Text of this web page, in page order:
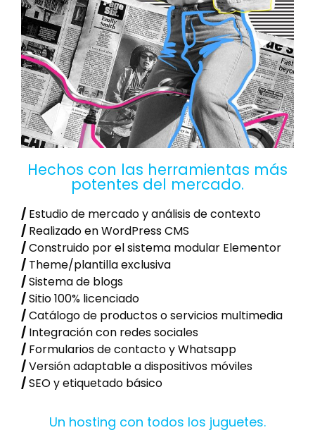
Hechos con las herramientas más
potentes del mercado.
/ Estudio de mercado y análisis de contexto
/ Realizado en WordPress CMS
/Construido por el sistema modular Elementor
/ Theme/plantilla exclusiva
/Sistema de blogs
/Sitio 100% licenciado
/Catálogo de productos o servicios multimedia
/ Integración con redes sociales
/ Formularios de contacto y Whatsapp
/Versión adaptable a dispositivos móviles
/SEO y etiquetado básico
Un hosting con todos los juguetes.